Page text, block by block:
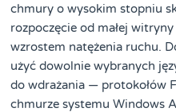
chmury o wysokim stopniu
rozpoczęcie od małej
wzrostem natężenia ruchu.
użyć dowolnie wybranych
do wdrażania — protokołów
chmurze systemu Windows